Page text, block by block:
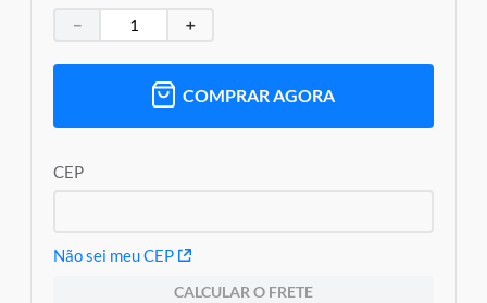
＋
－
COMPRAR AGORA
CEP
Não sei meu CEP
CALCULAR O FRETE